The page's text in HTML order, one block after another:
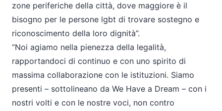
zone periferiche della città, dove maggiore è il
bisogno per le persone lgbt di trovare sostegno e
riconoscimento della loro dignità”.
“Noi agiamo nella pienezza della legalità,
rapportandoci di continuo e con uno spirito di
massima collaborazione con le istituzioni. Siamo
presenti – sottolineano da We Have a Dream – con i
nostri volti e con le nostre voci, non contro